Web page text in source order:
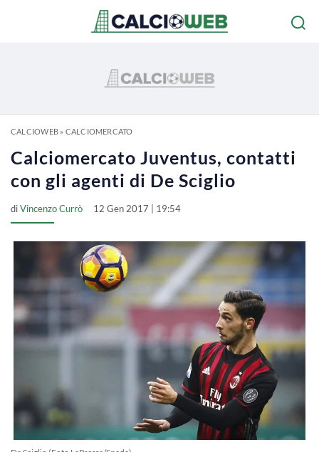
CALCIOWEB» CALCIOMERCATO
Calciomercato Juventus, contatti
con gli agenti di De Sciglio
diVincenzo Currò 12 Gen 2017 | 19:54